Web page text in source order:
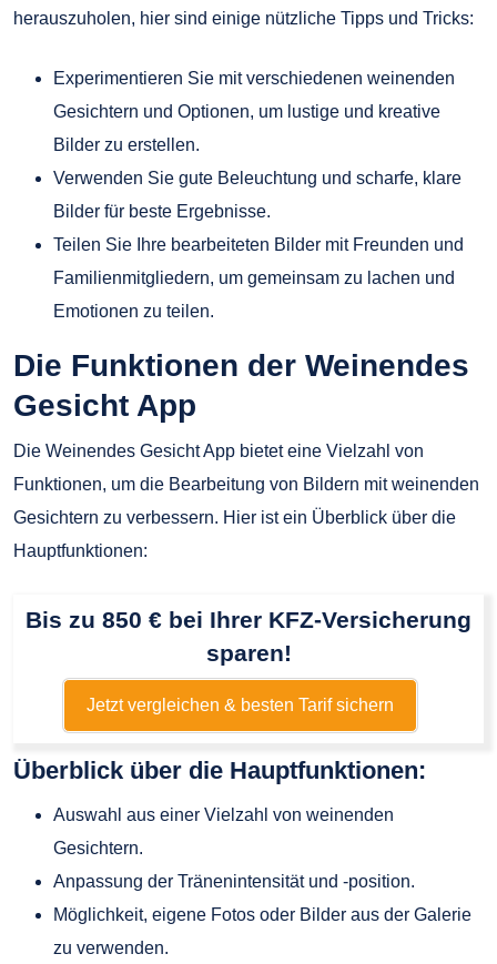
herauszuholen, hier sind einige nützliche Tipps und Tricks:
Experimentieren Sie mit verschiedenen weinenden
Gesichtern und Optionen, um lustige und kreative
Bilder zu erstellen.
Verwenden Sie gute Beleuchtung und scharfe, klare
Bilder für beste Ergebnisse.
Teilen Sie Ihre bearbeiteten Bilder mit Freunden und
Familienmitgliedern, um gemeinsam zu lachen und
Emotionen zu teilen.
Die Funktionen der Weinendes
Gesicht App
Die Weinendes Gesicht App bietet eine Vielzahl von
Funktionen, um die Bearbeitung von Bildern mit weinenden
Gesichtern zu verbessern. Hier ist ein Überblick über die
Hauptfunktionen:
Bis zu 850 € bei Ihrer KFZ-Versicherung
sparen!
Jetzt vergleichen & besten Tarif sichern
Überblick über die Hauptfunktionen:
Auswahl aus einer Vielzahl von weinenden
Gesichtern.
Anpassung der Tränenintensität und -position.
Möglichkeit, eigene Fotos oder Bilder aus der Galerie
zu verwenden.